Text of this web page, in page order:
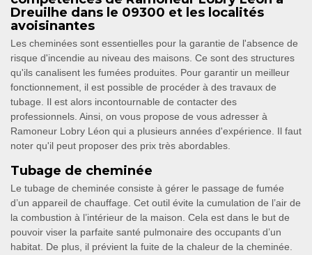
Dreuilhe dans le 09300 et les localités
avoisinantes
Les cheminées sont essentielles pour la garantie de l'absence de
risque d'incendie au niveau des maisons. Ce sont des structures
qu'ils canalisent les fumées produites. Pour garantir un meilleur
fonctionnement, il est possible de procéder à des travaux de
tubage. Il est alors incontournable de contacter des
professionnels. Ainsi, on vous propose de vous adresser à
Ramoneur Lobry Léon qui a plusieurs années d'expérience. Il faut
noter qu'il peut proposer des prix très abordables.
Tubage de cheminée
Le tubage de cheminée consiste à gérer le passage de fumée
d’un appareil de chauffage. Cet outil évite la cumulation de l’air de
la combustion à l’intérieur de la maison. Cela est dans le but de
pouvoir viser la parfaite santé pulmonaire des occupants d’un
habitat. De plus, il prévient la fuite de la chaleur de la cheminée.